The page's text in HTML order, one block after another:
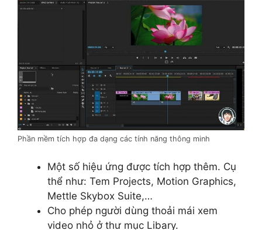
Phần mềm tích hợp đa dạng các tính năng thông minh
Một số hiệu ứng được tích hợp thêm. Cụ
thể như: Tem Projects, Motion Graphics,
Mettle Skybox Suite,…
Cho phép người dùng thoải mái xem
video nhỏ ở thư mục Libary.